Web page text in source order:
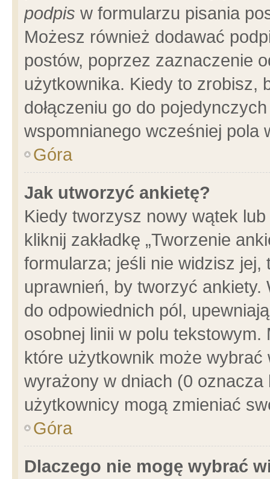
podpis w formularzu pisania
Możesz również dodawać
postów, poprzez zaznaczenie
użytkownika. Kiedy to zrobisz,
dołączeniu go do
wspomnianego wcześniej pola
Góra
Jak utworzyć ankietę?
Kiedy tworzysz nowy wątek
kliknij zakładkę „Tworzenie
formularza; jeśli nie widzisz
uprawnień, by tworzyć ankiety.
do odpowiednich pól,
osobnej linii w polu
które użytkownik może
wyrażony w dniach (0
użytkownicy mogą zmieniać
Góra
Dlaczego nie mogę wybrać